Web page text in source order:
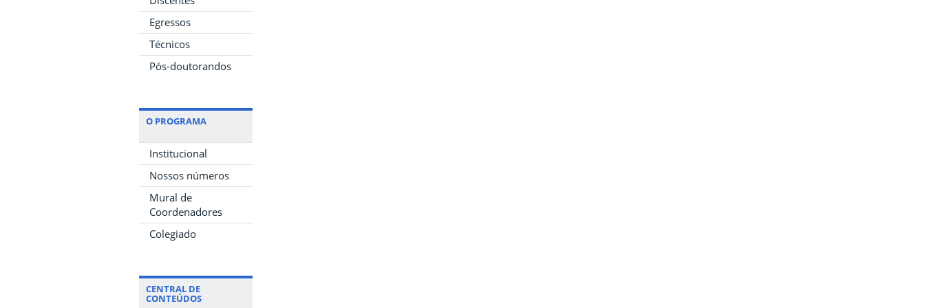
Egressos
Técnicos
Pós-doutorandos
O PROGRAMA
Institucional
Nossos números
Mural de
Coordenadores
Colegiado
CENTRAL DE
CONTEÚDOS